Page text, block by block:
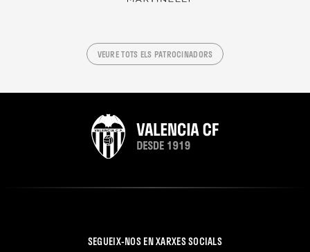
VEURE TOTS ELS PATROCINADORS
SEGUEIX-NOS EN XARXES SOCIALS